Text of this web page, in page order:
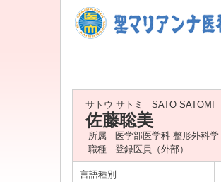
サトウ サトミ SATO SATOMI
佐藤聡美
所属
医学部医学科 整形外科学
職種
登録医員（外部）
言語種別